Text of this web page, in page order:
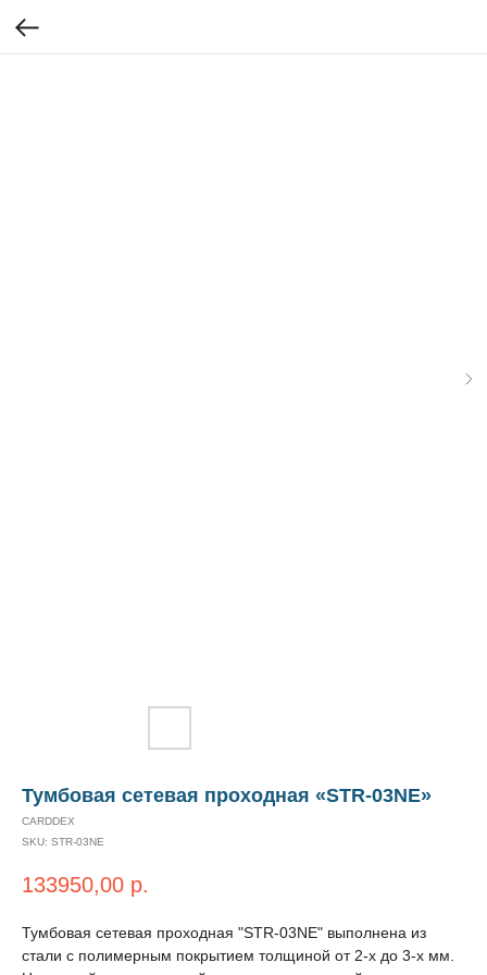
Тумбовая сетевая проходная «STR-03NE»
CARDDEX
SKU: STR-03NE
133950,00 р.
Тумбовая сетевая проходная "STR-03NE" выполнена из
стали с полимерным покрытием толщиной от 2-х до 3-х мм.